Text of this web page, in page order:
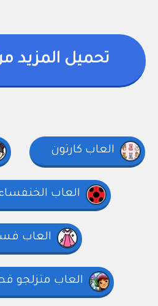
تحميل المزيد
العاب كارتون
العاب
العاب
العاب متزلجو